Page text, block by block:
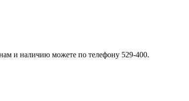
и наличию можете по телефону 529-400.